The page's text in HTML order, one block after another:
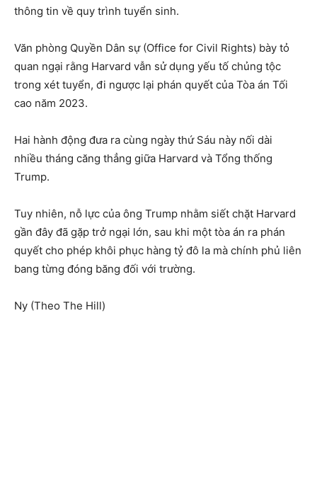
thông tin về quy trình tuyển sinh.
Văn phòng Quyền Dân sự (Office for Civil Rights) bày tỏ
quan ngại rằng Harvard vẫn sử dụng yếu tố chủng tộc
trong xét tuyển, đi ngược lại phán quyết của Tòa án Tối
cao năm 2023.
Hai hành động đưa ra cùng ngày thứ Sáu này nối dài
nhiều tháng căng thẳng giữa Harvard và Tổng thống
Trump.
Tuy nhiên, nỗ lực của ông Trump nhằm siết chặt Harvard
gần đây đã gặp trở ngại lớn, sau khi một tòa án ra phán
quyết cho phép khôi phục hàng tỷ đô la mà chính phủ liên
bang từng đóng băng đối với trường.
Ny (Theo The Hill)